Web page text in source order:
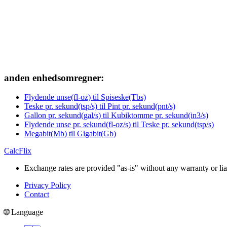
anden enhedsomregner:
Flydende unse(fl-oz) til Spiseske(Tbs)
Teske pr. sekund(tsp/s) til Pint pr. sekund(pnt/s)
Gallon pr. sekund(gal/s) til Kubiktomme pr. sekund(in3/s)
Flydende unse pr. sekund(fl-oz/s) til Teske pr. sekund(tsp/s)
Megabit(Mb) til Gigabit(Gb)
CalcFlix
Exchange rates are provided "as-is" without any warranty or
Privacy Policy
Contact
🌐 Language